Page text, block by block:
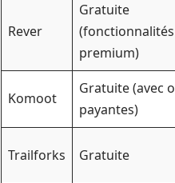
Rever
Gratuite
(fonctionnalités
premium)
Komoot
Gratuite (avec
payantes)
Trailforks Gratuite